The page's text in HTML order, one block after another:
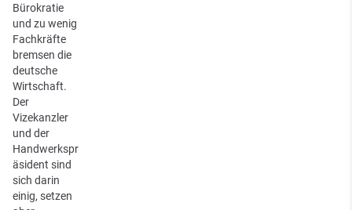
Bürokratie
und zu wenig
Fachkräfte
bremsen die
deutsche
Wirtschaft.
Der
Vizekanzler
und der
Handwerkspr
äsident sind
sich darin
einig, setzen